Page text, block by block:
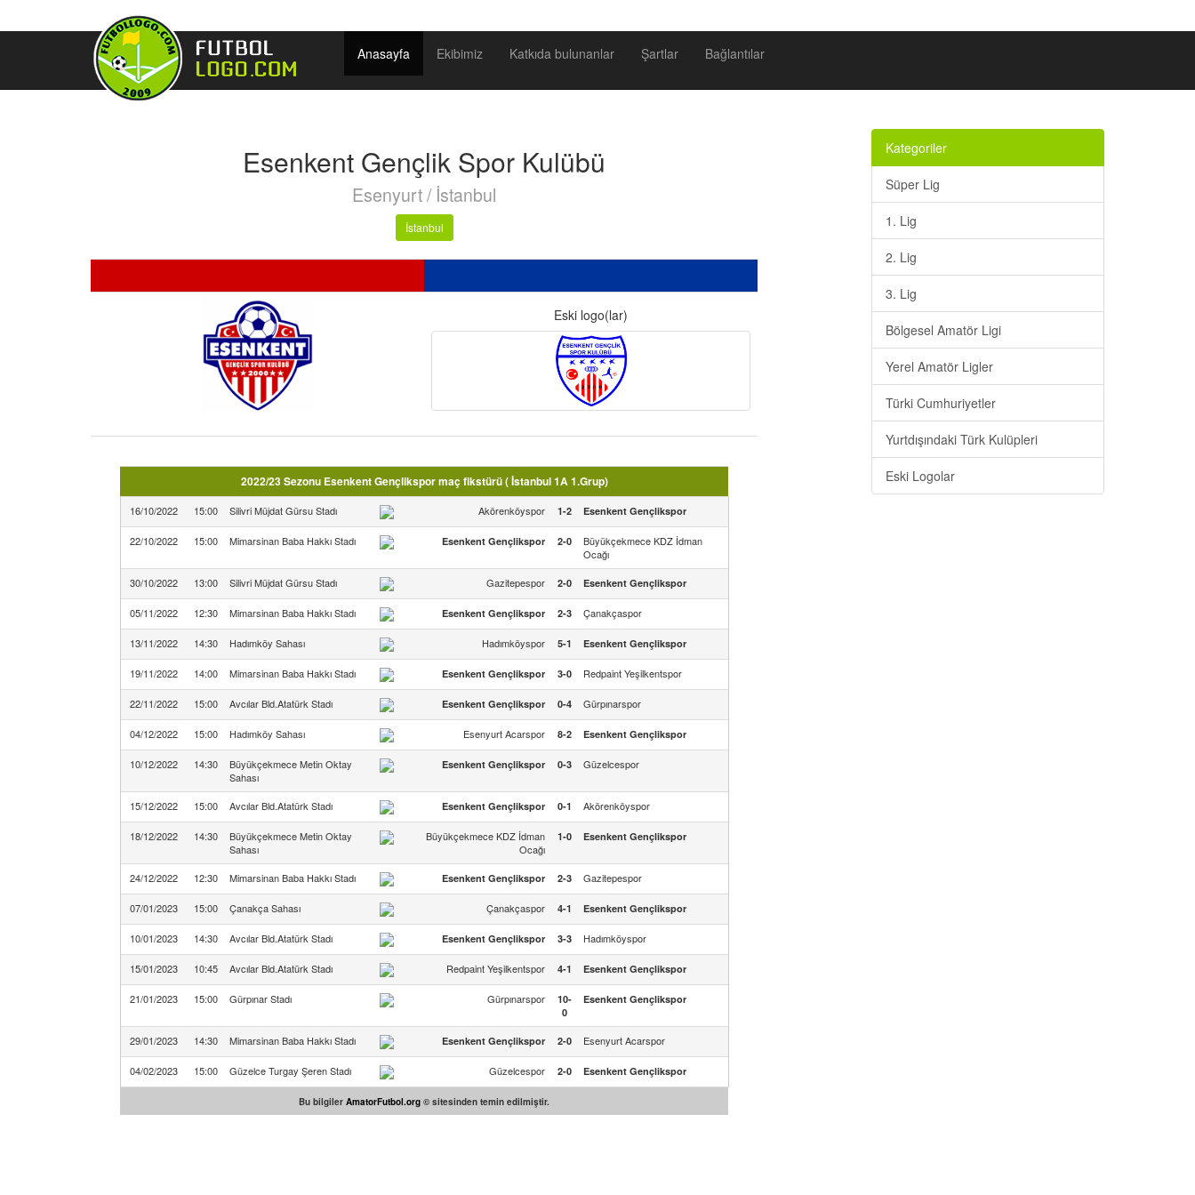
Anasayfa Ekibimiz Katkıda bulunanlar Şartlar Bağlantılar
Esenkent Gençlik Spor Kulübü
Esenyurt / İstanbul
İstanbul
Eski logo(lar)
2022/23 Sezonu Esenkent Gençlikspor maç fikstürü ( İstanbul 1A 1.Grup)
16/10/2022 15:00 Silivri Müjdat Gürsu Stadı Akörenköyspor 1-2 Esenkent Gençlikspor
22/10/2022 15:00 Mimarsinan Baba Hakkı Stadı Esenkent Gençlikspor 2-0
Büyükçekmece KDZ İdman
Ocağı
30/10/2022
13:00 Silivri Müjdat Gürsu Stadı Gazitepespor 2-0 Esenkent Gençlikspor
05/11/2022 12:30 Mimarsinan Baba Hakkı Stadı Esenkent Gençlikspor 2-3 Çanakçaspor
13/11/2022 14:30 Hadımköy Sahası Hadımköyspor 5-1 Esenkent Gençlikspor
19/11/2022 14:00 Mimarsinan Baba Hakkı Stadı Esenkent Gençlikspor 3-0 Redpaint Yeşilkentspor
22/11/2022 15:00 Avcılar Bld.Atatürk Stadı Esenkent Gençlikspor 0-4 Gürpınarspor
04/12/2022 15:00 Hadımköy Sahası Esenyurt Acarspor 8-2 Esenkent Gençlikspor
10/12/2022 14:30
Büyükçekmece Metin Oktay
Sahası
Esenkent Gençlikspor 0-3 Güzelcespor
15/12/2022 15:00 Avcılar Bld.Atatürk Stadı Esenkent Gençlikspor 0-1 Akörenköyspor
18/12/2022 14:30
Büyükçekmece Metin Oktay
Sahası
Büyükçekmece KDZ İdman
Ocağı
1-0 Esenkent Gençlikspor
24/12/2022 12:30 Mimarsinan Baba Hakkı Stadı Esenkent Gençlikspor 2-3 Gazitepespor
07/01/2023 15:00 Çanakça Sahası Çanakçaspor 4-1 Esenkent Gençlikspor
10/01/2023 14:30 Avcılar Bld.Atatürk Stadı Esenkent Gençlikspor 3-3 Hadımköyspor
15/01/2023 10:45 Avcılar Bld.Atatürk Stadı Redpaint Yeşilkentspor 4-1 Esenkent Gençlikspor
21/01/2023 15:00 Gürpınar Stadı Gürpınarspor
10-
0
Esenkent Gençlikspor
29/01/2023 14:30 Mimarsinan Baba Hakkı Stadı Esenkent Gençlikspor 2-0 Esenyurt Acarspor
04/02/2023 15:00 Güzelce Turgay Şeren Stadı Güzelcespor 2-0 Esenkent Gençlikspor
Bu bilgiler AmatorFutbol.org © sitesinden temin edilmiştir.
Kategoriler
Süper Lig
1. Lig
2. Lig
3. Lig
Bölgesel Amatör Ligi
Yerel Amatör Ligler
Türki Cumhuriyetler
Yurtdışındaki Türk Kulüpleri
Eski Logolar